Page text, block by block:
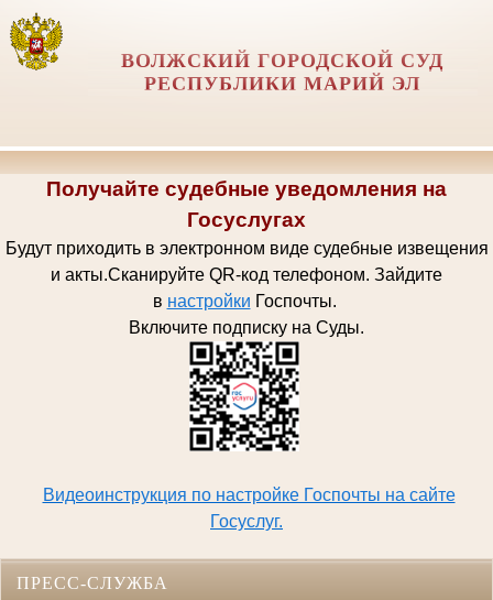
ВОЛЖСКИЙ ГОРОДСКОЙ СУД
РЕСПУБЛИКИ МАРИЙ ЭЛ
Получайте судебные уведомления на
Госуслугах
Будут приходить в электронном виде судебные извещения
и акты.Сканируйте QR-код телефоном. Зайдите
в настройки Госпочты.
Включите подписку на Суды.
Видеоинструкция по настройке Госпочты на сайте
Госуслуг.
ПРЕСС-СЛУЖБА